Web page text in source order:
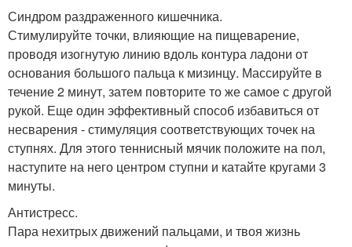
Синдром раздраженного кишечника.
Стимулируйте точки, влияющие на пищеварение,
проводя изогнутую линию вдоль контура ладони от
основания большого пальца к мизинцу. Массируйте в
течение 2 минут, затем повторите то же самое с другой
рукой. Еще один эффективный способ избавиться от
несварения - стимуляция соответствующих точек на
ступнях. Для этого теннисный мячик положите на пол,
наступите на него центром ступни и катайте кругами 3
минуты.
Антистресс.
Пара нехитрых движений пальцами, и твоя жизнь